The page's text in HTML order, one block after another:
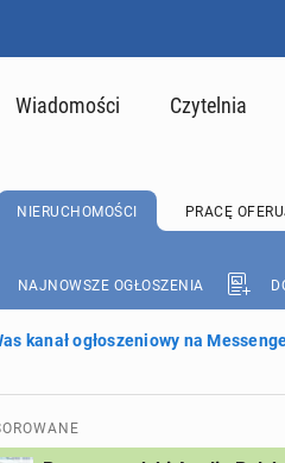
Wiadomości Czytelnia
NIERUCHOMOŚCI PRACĘ
NAJNOWSZE OGŁOSZENIA
kanał ogłoszeniowy na